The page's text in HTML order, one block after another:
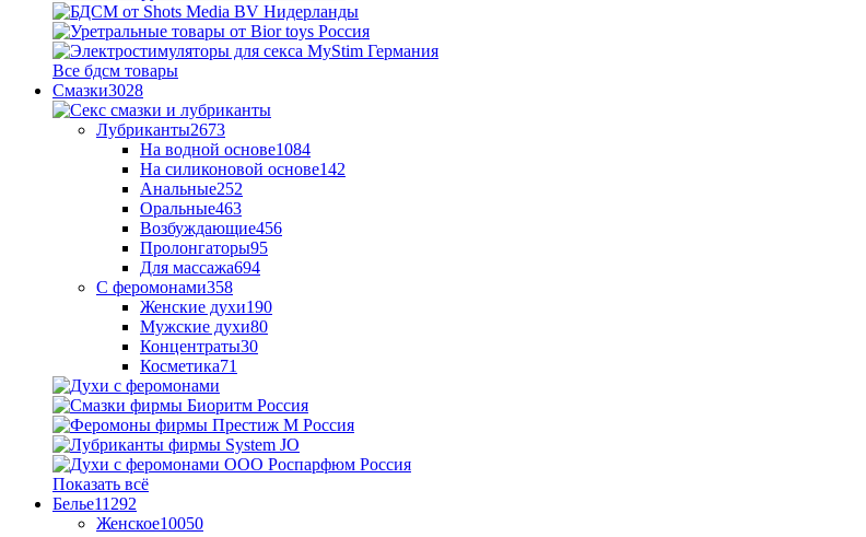
Все бдсм товары
Смазки3028
Лубриканты2673
На водной основе1084
На силиконовой основе142
Анальные252
Оральные463
Возбуждающие456
Пролонгаторы95
Для массажа694
С феромонами358
Женские духи190
Мужские духи80
Концентраты30
Косметика71
Показать всё
Белье11292
Женское10050